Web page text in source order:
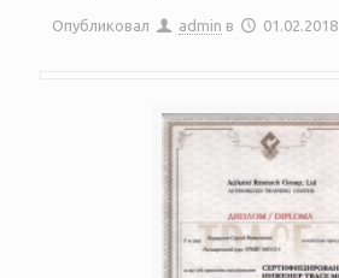
Опубликовал admin в 01.02.2018